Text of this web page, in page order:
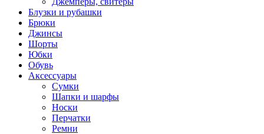
Блузки и рубашки
Брюки
Джинсы
Шорты
Юбки
Обувь
Аксессуары
Сумки
Шапки и шарфы
Носки
Перчатки
Ремни